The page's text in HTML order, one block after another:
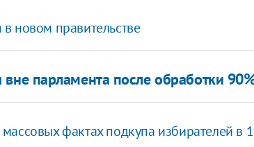
новом правительстве
вне парламента после обработки
фактах подкупа избирателей в